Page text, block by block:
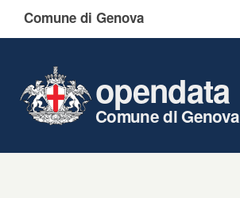
Comune di Genova
opendata
Comune di Genova